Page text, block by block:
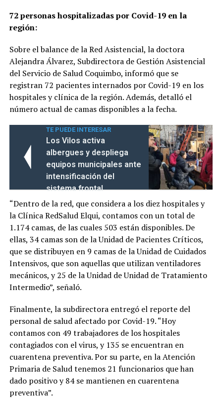
72 personas hospitalizadas por Covid-19 en la
región:
Sobre el balance de la Red Asistencial, la doctora
Alejandra Álvarez, Subdirectora de Gestión Asistencial
del Servicio de Salud Coquimbo, informó que se
registran 72 pacientes internados por Covid-19 en los
hospitales y clínica de la región. Además, detalló el
número actual de camas disponibles a la fecha.
TE PUEDE INTERESAR
Los Vilos activa
albergues y despliega
equipos municipales ante
intensificación del
sistema frontal
“Dentro de la red, que considera a los diez hospitales y
la Clínica RedSalud Elqui, contamos con un total de
1.174 camas, de las cuales 503 están disponibles. De
ellas, 34 camas son de la Unidad de Pacientes Críticos,
que se distribuyen en 9 camas de la Unidad de Cuidados
Intensivos, que son aquellas que utilizan ventiladores
mecánicos, y 25 de la Unidad de Unidad de Tratamiento
Intermedio”, señaló.
Finalmente, la subdirectora entregó el reporte del
personal de salud afectado por Covid-19. “Hoy
contamos con 49 trabajadores de los hospitales
contagiados con el virus, y 135 se encuentran en
cuarentena preventiva. Por su parte, en la Atención
Primaria de Salud tenemos 21 funcionarios que han
dado positivo y 84 se mantienen en cuarentena
preventiva”.